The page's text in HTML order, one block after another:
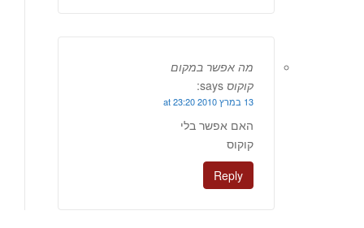
מה אפשר במקום
קוקוס says:
13 במרץ 2010 at 23:20
האם אפשר בלי
קוקוס
Reply